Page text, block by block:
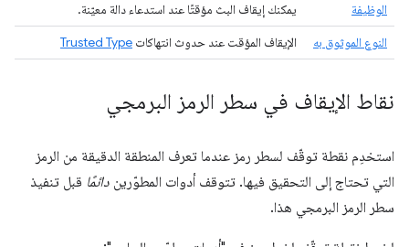
الوظيفة
يمكنك إيقاف البث مؤقتًا عند استدعاء دالة معيّنة.
النوع الموثوق به
الإيقاف المؤقت عند حدوث انتهاكات Trusted Type
نقاط الإيقاف في سطر الرمز البرمجي
استخدِم نقطة توقّف لسطر رمز عندما تعرف المنطقة الدقيقة من الرمز
التي تحتاج إلى التحقيق فيها. تتوقف أدوات المطوّرين دائمًا قبل تنفيذ
سطر الرمز البرمجي هذا.